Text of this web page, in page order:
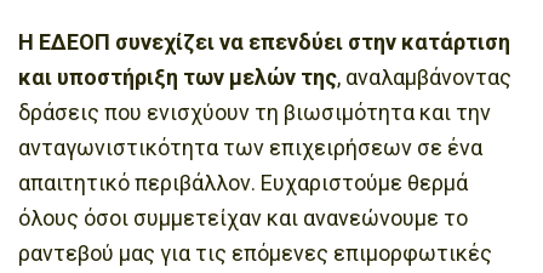
Η ΕΔΕΟΠ συνεχίζει να επενδύει στην κατάρτιση
και υποστήριξη των μελών της, αναλαμβάνοντας
δράσεις που ενισχύουν τη βιωσιμότητα και την
ανταγωνιστικότητα των επιχειρήσεων σε ένα
απαιτητικό περιβάλλον. Ευχαριστούμε θερμά
όλους όσοι συμμετείχαν και ανανεώνουμε το
ραντεβού μας για τις επόμενες επιμορφωτικές